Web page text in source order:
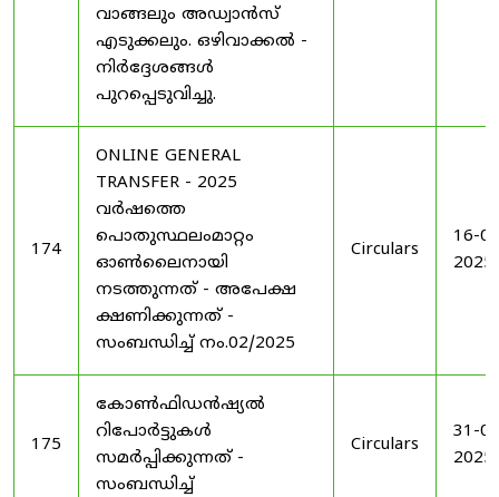
വാങ്ങലും അഡ്വാൻസ്
എടുക്കലും. ഒഴിവാക്കൽ -
നിർദ്ദേശങ്ങൾ
പുറപ്പെടുവിച്ചു.
174
ONLINE GENERAL
TRANSFER - 2025
വർഷത്തെ
പൊതുസ്ഥലംമാറ്റം
ഓൺലൈനായി
നടത്തുന്നത് - അപേക്ഷ
ക്ഷണിക്കുന്നത് -
സംബന്ധിച്ച് നം.02/2025
Circulars
16-
2025
175
കോൺഫിഡൻഷ്യൽ
റിപോർട്ടുകൾ
സമർപ്പിക്കുന്നത് -
സംബന്ധിച്ച്
Circulars
31-
2025